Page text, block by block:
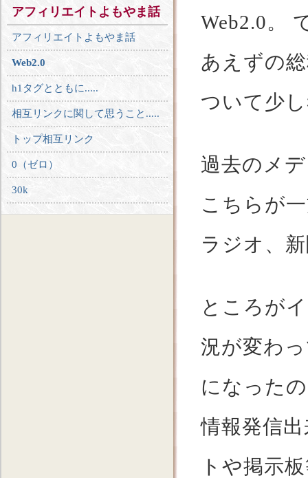
Web2.0。
あえずの
ついて少
過去のメ
こちらが
ラジオ、
ところが
況が変わ
になった
情報発信
トや掲示
アフィリエイトよもやま話
アフィリエイトよもやま話
Web2.0
h1タグとともに.....
相互リンクに関して思うこと.....
トップ相互リンク
0（ゼロ）
30k